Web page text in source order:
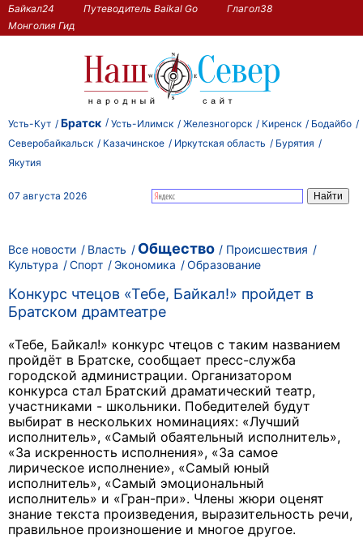
Байкал24 Путеводитель Baikal Go
Глагол38
Монголия Гид
Усть-Кут Братск Усть-Илимск Железногорск Киренск
Бодайбо
Северобайкальск
Казачинское Иркутская область
Бурятия
Якутия
07 августа 2026
Все новости Власть Общество
Происшествия
Культура
Спорт Экономика Образование
Конкурс чтецов «Тебе, Байкал!» пройдет в
Братском драмтеатре
«Тебе, Байкал!» конкурс чтецов с таким названием
пройдёт в Братске, сообщает пресс-служба
городской администрации. Организатором
конкурса стал Братский драматический театр,
участниками - школьники. Победителей будут
выбират в нескольких номинациях: «Лучший
исполнитель», «Самый обаятельный исполнитель»,
«За искренность исполнения», «За самое
лирическое исполнение», «Самый юный
исполнитель», «Самый эмоциональный
исполнитель» и «Гран-при». Члены жюри оценят
знание текста произведения, выразительность речи,
правильное произношение и многое другое.